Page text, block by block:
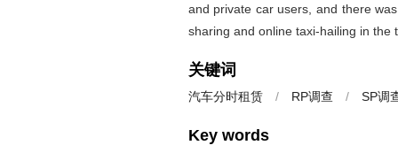
and private car users, and there
sharing and online taxi-hailing in the
关键词
汽车分时租赁 / RP调查 / SP调
Key words